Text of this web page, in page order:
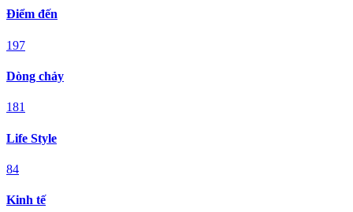
Điểm đến
197
Dòng chảy
181
Life Style
84
Kinh tế